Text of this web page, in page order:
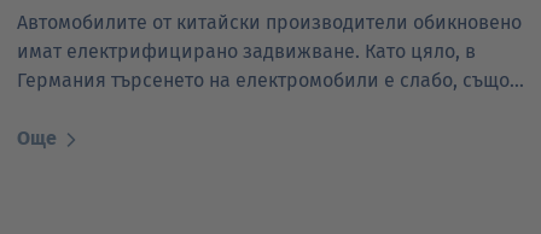
Автомобилите от китайски производители обикновено
имат електрифицирано задвижване. Като цяло, в
Германия търсенето на електромобили е слабо, също…
Още